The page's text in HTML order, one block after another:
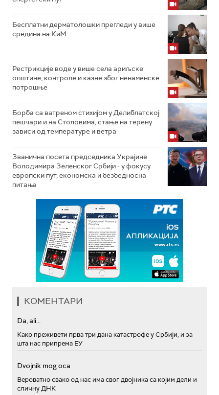
Бесплатни дерматолошки прегледи у више
средина на КиМ
Рестрикције воде у више села ариљске
општине, контроле и казне због ненаменске
потрошње
Борба са ватреном стихијом у Делиблатској
пешчари и на Столовима, стање на терену
зависи од температуре и ветра
Званична посета председника Украјине
Володимира Зеленског Србији - у фокусу
европски пут, економска и безбедносна
питања
КОМЕНТАРИ
Da, ali...
Како преживети прва три дана катастрофе у Србији, и за
шта нас припрема ЕУ
Dvojnik mog oca
Вероватно свако од нас има свог двојника са којим дели и
сличну ДНК